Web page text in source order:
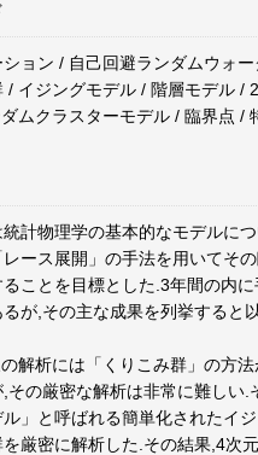
ョン / 自己回避ランダムウォ
/ イジングモデル / 階層モデル /
ムクラスターモデル / 臨界点 /
計物理学の基本的なモデルに
ース展開」の手法を用いてそ
ことを目標とした.3年間の内
が,その主な成果を列挙すると
解析には「くりこみ群」の方法
その厳密な解析は非常に難しい.
」と呼ばれる簡単化されたイ
を厳密に解析した.その結果,4次